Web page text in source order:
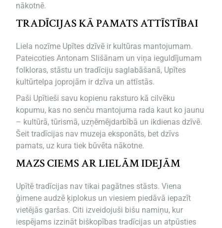
nākotnē.
TRADĪCIJAS KĀ PAMATS ATTĪSTĪBAI
Liela nozīme Upītes dzīvē ir kultūras mantojumam.
Pateicoties Antonam Slišānam un viņa ieguldījumam
folkloras, stāstu un tradīciju saglabāšanā, Upītes
kultūrtelpa joprojām ir dzīva un attīstās.
Paši Upītieši savu kopienu raksturo kā cilvēku
kopumu, kas no senču mantojuma rada kaut ko jaunu
– kultūrā, tūrismā, uzņēmējdarbībā un ikdienas dzīvē.
Šeit tradīcijas nav muzeja eksponāts, bet dzīvs
pamats, uz kura tiek būvēta nākotne.
MAZS CIEMS AR LIELĀM IDEJĀM
Upītē tradīcijas nav tikai pagātnes stāsts. Viena
ģimene audzē ķiplokus un viesiem piedāvā iepazīt
vietējās garšas. Citi izveidojuši bišu namiņu, kur
iespējams izzināt biškopības tradīcijas un atpūsties